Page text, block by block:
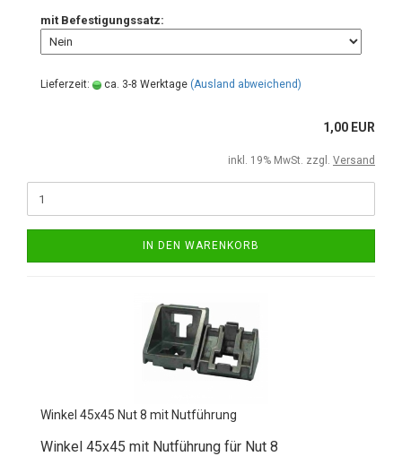
mit Befestigungssatz:
Lieferzeit: ca. 3-8 Werktage (Ausland abweichend)
1,00 EUR
inkl. 19% MwSt. zzgl. Versand
IN DEN WARENKORB
Winkel 45x45 Nut 8 mit Nutführung
Winkel 45x45 mit Nutführung für Nut 8